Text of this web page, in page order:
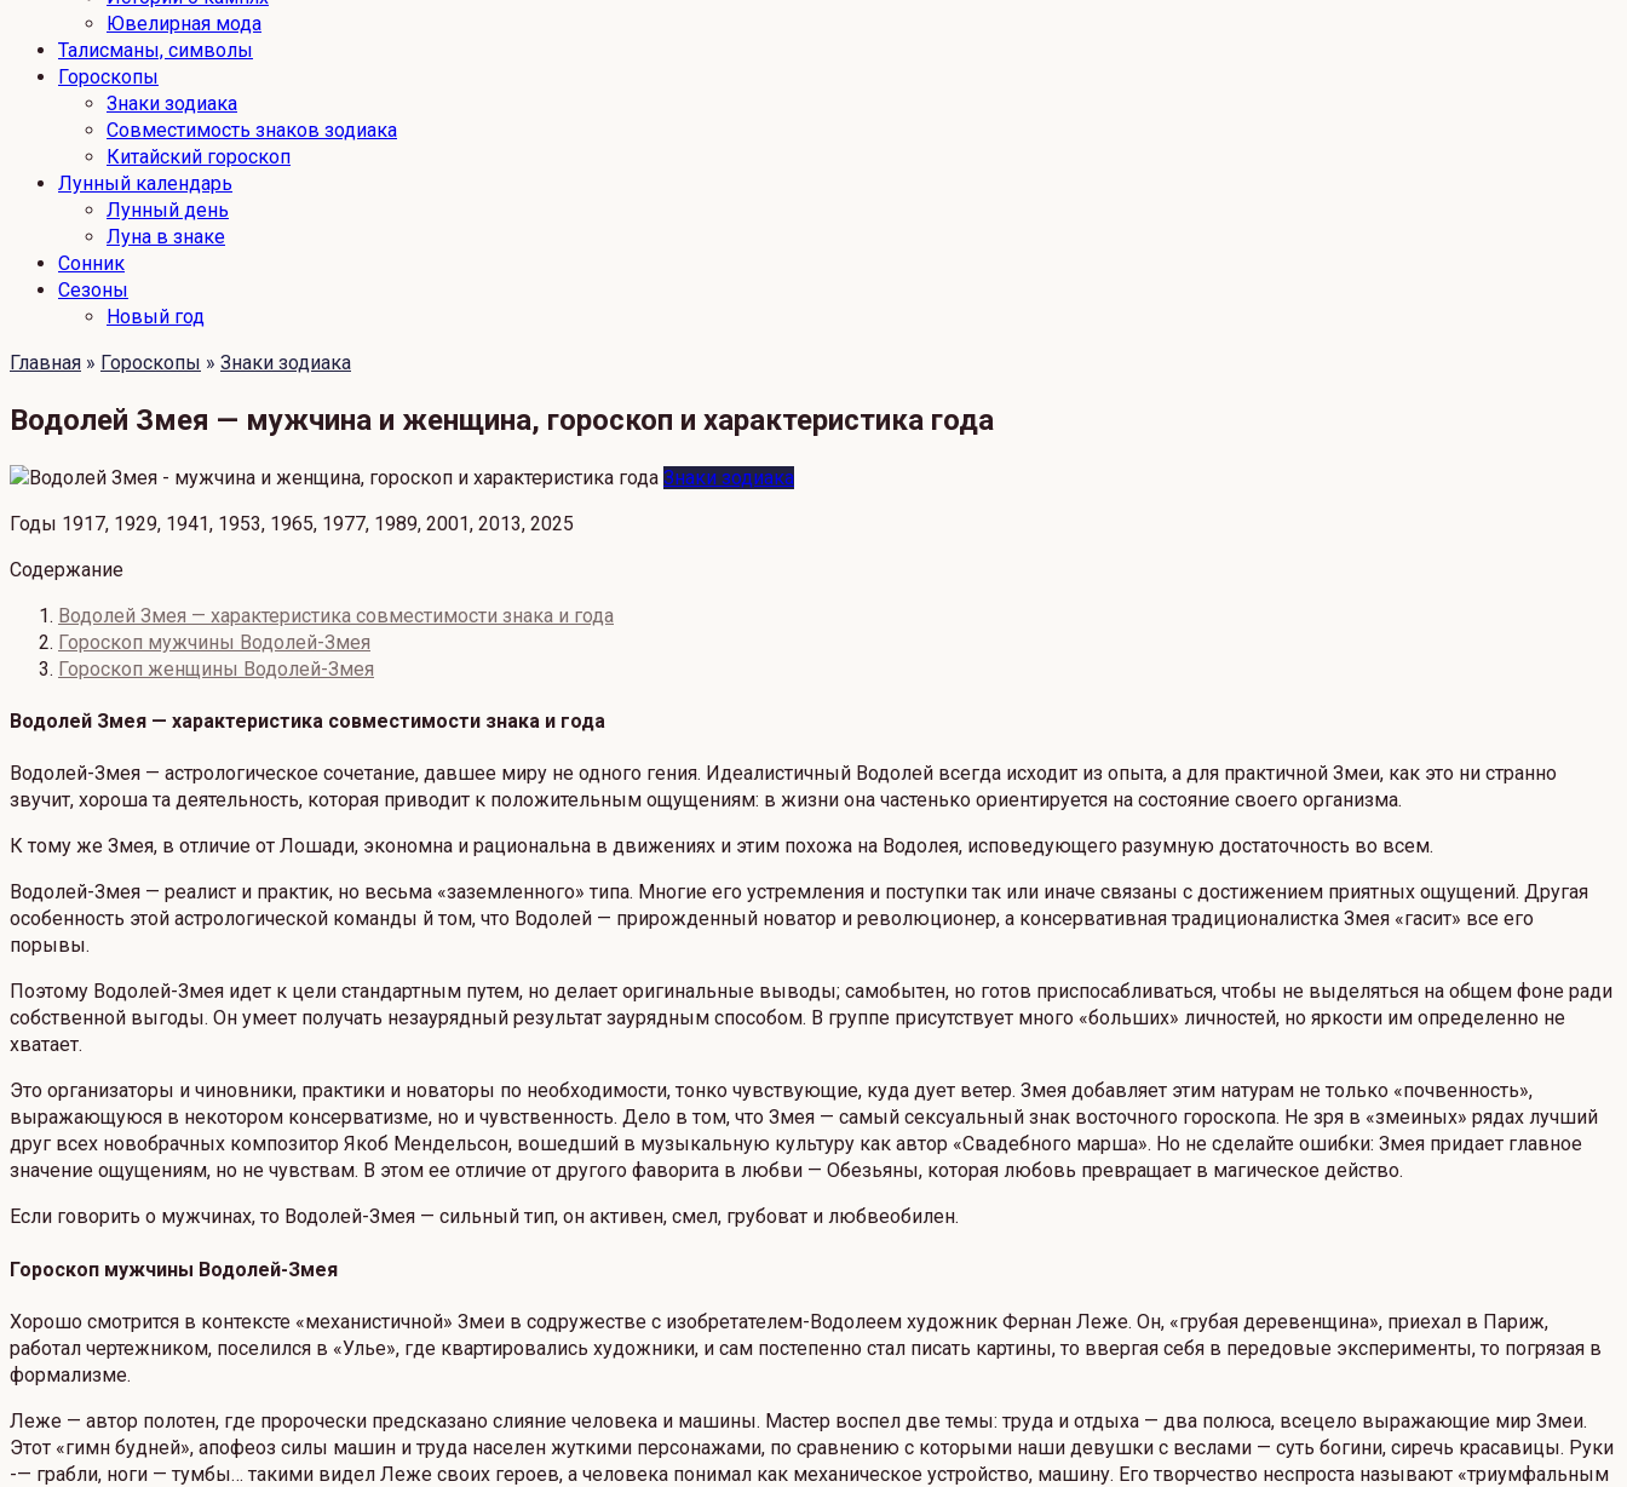
Ювелирная мода
Талисманы, символы
Гороскопы
Знаки зодиака
Совместимость знаков зодиака
Китайский гороскоп
Лунный календарь
Лунный день
Луна в знаке
Сонник
Сезоны
Новый год
Главная » Гороскопы » Знаки зодиака
Водолей Змея — мужчина и женщина, гороскоп и характеристика года
Знаки зодиака
Годы 1917, 1929, 1941, 1953, 1965, 1977, 1989, 2001, 2013, 2025
Содержание
Водолей Змея — характеристика совместимости знака и года
Гороскоп мужчины Водолей-Змея
Гороскоп женщины Водолей-Змея
Водолей Змея — характеристика совместимости знака и года
Водолей-Змея — астрологическое сочетание, давшее миру не одного гения. Идеалистичный Водолей всегда исходит из опыта, а для практичной Змеи, как это ни странно
звучит, хороша та деятельность, которая приводит к положительным ощущениям: в жизни она частенько ориентируется на состояние своего организма.
К тому же Змея, в отличие от Лошади, экономна и рациональна в движениях и этим похожа на Водолея, исповедующего разумную достаточность во всем.
Водолей-Змея — реалист и практик, но весьма «заземленного» типа. Многие его устремления и поступки так или иначе связаны с достижением приятных ощущений. Другая
особенность этой астрологической команды й том, что Водолей — прирожденный новатор и революционер, а консервативная традиционалистка Змея «гасит» все его
порывы.
Поэтому Водолей-Змея идет к цели стандартным путем, но делает оригинальные выводы; самобытен, но готов приспосабливаться, чтобы не выделяться на общем фоне ради
собственной выгоды. Он умеет получать незаурядный результат заурядным способом. В группе присутствует много «больших» личностей, но яркости им определенно не
хватает.
Это организаторы и чиновники, практики и новаторы по необходимости, тонко чувствующие, куда дует ветер. Змея добавляет этим натурам не только «почвенность»,
выражающуюся в некотором консерватизме, но и чувственность. Дело в том, что Змея — самый сексуальный знак восточного гороскопа. Не зря в «змеиных» рядах лучший
друг всех новобрачных композитор Якоб Мендельсон, вошедший в музыкальную культуру как автор «Свадебного марша». Но не сделайте ошибки: Змея придает главное
значение ощущениям, но не чувствам. В этом ее отличие от другого фаворита в любви — Обезьяны, которая любовь превращает в магическое действо.
Если говорить о мужчинах, то Водолей-Змея — сильный тип, он активен, смел, грубоват и любвеобилен.
Гороскоп мужчины Водолей-Змея
Хорошо смотрится в контексте «механистичной» Змеи в содружестве с изобретателем-Водолеем художник Фернан Леже. Он, «грубая деревенщина», приехал в Париж,
работал чертежником, поселился в «Улье», где квартировались художники, и сам постепенно стал писать картины, то ввергая себя в передовые эксперименты, то погрязая в
формализме.
Леже — автор полотен, где пророчески предсказано слияние человека и машины. Мастер воспел две темы: труда и отдыха — два полюса, всецело выражающие мир Змеи.
Этот «гимн будней», апофеоз силы машин и труда населен жуткими персонажами, по сравнению с которыми наши девушки с веслами — суть богини, сиречь красавицы. Руки
-— грабли, ноги — тумбы… такими видел Леже своих героев, а человека понимал как механическое устройство, машину. Его творчество неспроста называют «триумфальным